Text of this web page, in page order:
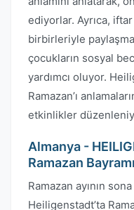
ediyorlar. Ayrıca,
birbirleriyle
çocukların sosyal
yardımcı oluyor.
Ramazan’ı
etkinlikler
Almanya -
Ramazan
Ramazan ayının
Heiligenstadt’ta